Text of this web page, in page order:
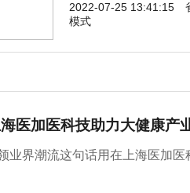
2022-07-25 13:41:15
模式
医加医科技助力大健康产
业界潮流这句话用在上海医加